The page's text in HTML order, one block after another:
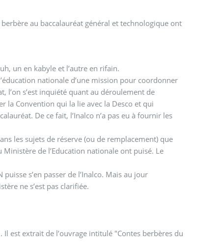
au baccalauréat général et technologique ont
un en kabyle et l’autre en rifain.
nationale d’une mission pour coordonner
l’on s’est inquiété quant au déroulement de
la Convention qui la lie avec la Desco et qui
De ce fait, l’Inalco n’a pas eu à fournir les
les sujets de réserve (ou de remplacement) que
de l’Education nationale ont puisé. Le
s’en passer de l’Inalco. Mais au jour
ne s’est pas clarifiée.
est extrait de l’ouvrage intitulé "Contes berbères du